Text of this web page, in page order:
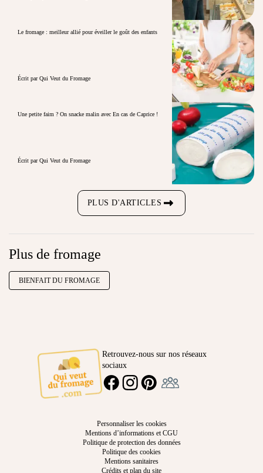
Le fromage : meilleur allié pour éveiller le goût des enfants
Écrit par Qui Veut du Fromage
Une petite faim ? On snacke malin avec En cas de Caprice !
Écrit par Qui Veut du Fromage
PLUS D'ARTICLES
Plus de fromage
BIENFAIT DU FROMAGE
Retrouvez-nous sur nos réseaux
sociaux
FACEBOOKINSTAGRAMPINTEREST
Personnaliser les cookies
Mentions d’informations et CGU
Politique de protection des données
Politique des cookies
Mentions sanitaires
Crédits et plan du site